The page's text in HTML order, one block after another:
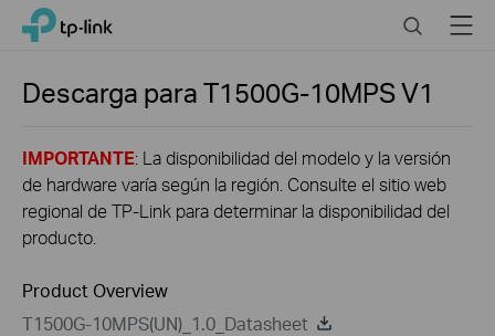
Click
navigation
TP-Link, Reliably Smart SearchMenu
Descarga paraT1500G-10MPSV1
IMPORTANTE: La disponibilidad del modelo y la versión
de hardware varía según la región. Consulte el sitio web
regional de TP-Link para determinar la disponibilidad del
producto.
Product Overview
T1500G-10MPS(UN)_1.0_Datasheet